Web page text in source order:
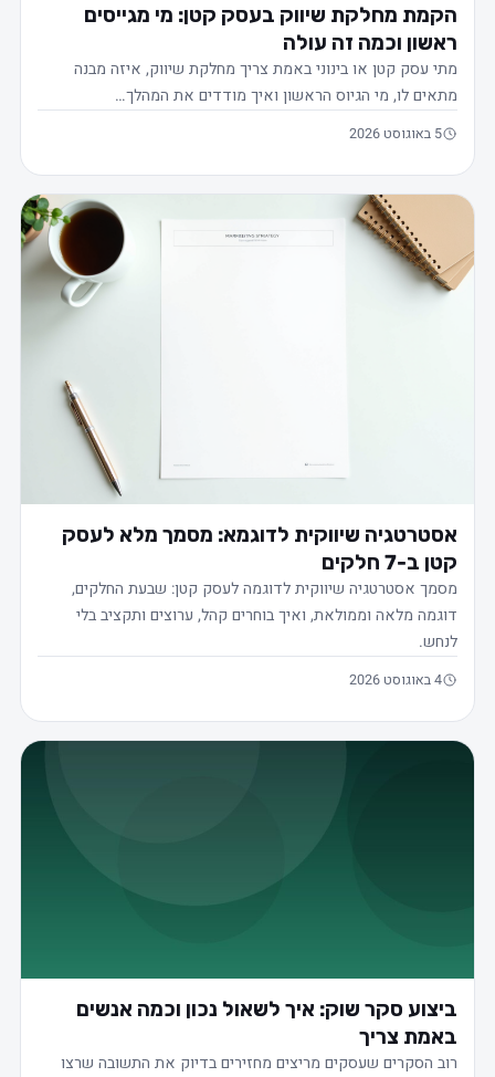
הקמת מחלקת שיווק בעסק קטן: מי מגייסים
ראשון וכמה זה עולה
מתי עסק קטן או בינוני באמת צריך מחלקת שיווק, איזה מבנה
מתאים לו, מי הגיוס הראשון ואיך מודדים את המהלך…
5 באוגוסט 2026
אסטרטגיה שיווקית לדוגמא: מסמך מלא לעסק
קטן ב-7 חלקים
מסמך אסטרטגיה שיווקית לדוגמה לעסק קטן: שבעת החלקים,
דוגמה מלאה וממולאת, ואיך בוחרים קהל, ערוצים ותקציב בלי
לנחש.
4 באוגוסט 2026
ביצוע סקר שוק: איך לשאול נכון וכמה אנשים
באמת צריך
רוב הסקרים שעסקים מריצים מחזירים בדיוק את התשובה שרצו